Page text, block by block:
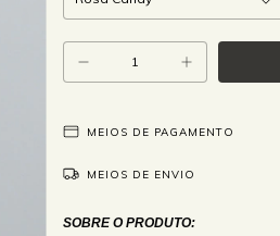
MEIOS DE PAGAMENTO
MEIOS DE ENVIO
SOBRE O PRODUTO: